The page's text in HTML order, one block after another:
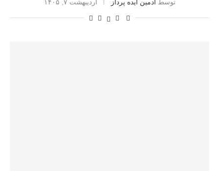
توسط ادمین ایده پرداز اردیبهشت ۷, ۱۴۰۵